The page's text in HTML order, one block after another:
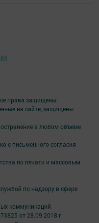
права защищены.
на сайте, защищены
в любом объеме
с письменного согласия
по печати и массовым
по надзору в сфере
коммуникаций
от 28.09.2018 г.